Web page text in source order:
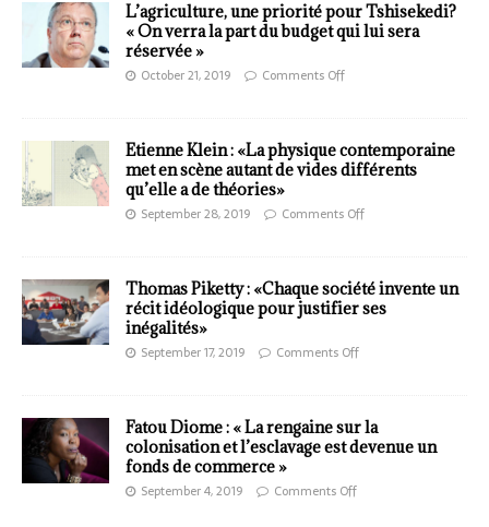
L’agriculture, une priorité pour Tshisekedi?
« On verra la part du budget qui lui sera
réservée »
October 21, 2019 Comments Off
Etienne Klein : «La physique contemporaine
met en scène autant de vides différents
qu’elle a de théories»
September 28, 2019 Comments Off
Thomas Piketty : «Chaque société invente un
récit idéologique pour justifier ses
inégalités»
September 17, 2019 Comments Off
Fatou Diome : « La rengaine sur la
colonisation et l’esclavage est devenue un
fonds de commerce »
September 4, 2019 Comments Off